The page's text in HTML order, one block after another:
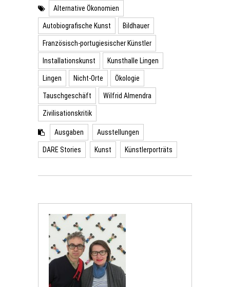
Alternative Ökonomien
Autobiografische Kunst Bildhauer
Französisch-portugiesischer Künstler
Installationskunst Kunsthalle Lingen
Lingen Nicht-Orte Ökologie
Tauschgeschäft Wilfrid Almendra
Zivilisationskritik
Ausgaben Ausstellungen
DARE Stories Kunst Künstlerporträts